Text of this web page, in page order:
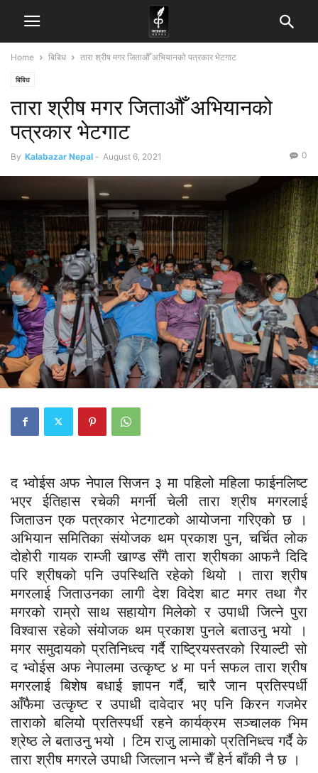
Home बिबिध तारा श्रीष मगर जिताऔँ अभियानको पत्रकार भेटगाट
बिबिध
तारा श्रीष मगर जिताऔँ अभियानको
पत्रकार भेटगाट
By Kalabazar Nepal - August 6, 2021 0
द भ्वोईस अफ नेपाल सिजन ३ मा पहिलो महिला फाईनलिष्ट
भएर ईतिहास रचेकी मगर्नी चेली तारा श्रीष मगरलाई
जिताउन एक पत्रकार भेटगाटको आयोजना गरिएको छ ।
अभियान समितिका संयोजक थम प्रकाश पुन, चर्चित लोक
दोहोरी गायक राम्जी खाण्ड सँगै तारा श्रीषका आफनै दिदि
परि श्रीषको पनि उपस्थिति रहेको थियो । तारा श्रीष
मगरलाई जिताउनका लागी देश विदेश बाट मगर तथा गैर
मगरको राम्रो साथ सहायोग मिलेको र उपाधी जित्ने पुरा
विश्वास रहेको संयोजक थम प्रकाश पुनले बताउनु भयो ।
मगर समुदायको प्रतिनिध्त्व गर्दै राष्ट्रियस्तरको रियाल्टी सो
द भ्वोईस अफ नेपालमा उत्कृष्ट ४ मा पर्न सफल तारा श्रीष
मगरलाई बिशेष बधाई ज्ञापन गर्दै, चारै जान प्रतिस्पर्धी
आँफैमा उत्कृष्ट र उपाधी दावेदार भए पनि किरन गजमेर
ताराको बलियो प्रतिस्पर्धी रहने कार्यक्रम सञ्चालक भिम
श्रेष्ठ ले बताउनु भयो । टिम राजु लामाको प्रतिनिध्त्व गर्दै के
तारा श्रीष मगरले उपाधी जित्लान भन्ने चैँ हेर्न बाँकी नै छ ।